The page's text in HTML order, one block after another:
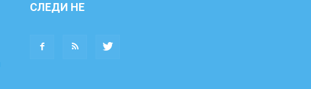
СЛЕДИ НЕ